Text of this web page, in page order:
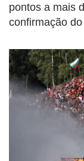
pontos a mais
confirmação